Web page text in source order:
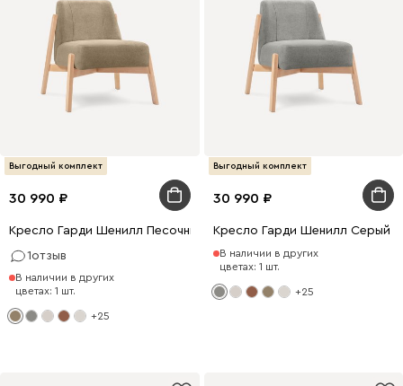
Выгодный комплект
30 990
Кресло Гарди Шенилл Песочный
1отзыв
В наличии в других
цветах: 1 шт.
+25
Выгодный комплект
30 990
Кресло Гарди Шенилл Серый
В наличии в других
цветах: 1 шт.
+25